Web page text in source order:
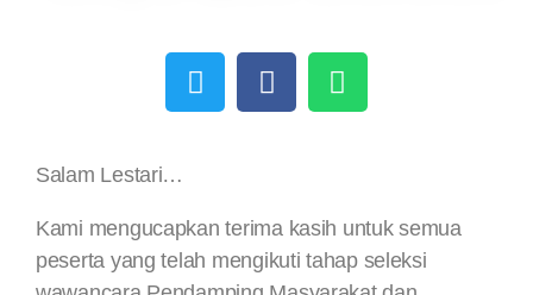
Salam Lestari…
Kami mengucapkan terima kasih untuk semua
peserta yang telah mengikuti tahap seleksi